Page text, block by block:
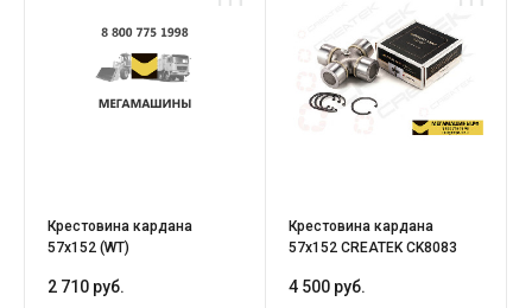
Крестовина кардана
57х152 (WT)
2 710 руб.
Крестовина кардана
57х152 CREATEK CK8083
4 500 руб.